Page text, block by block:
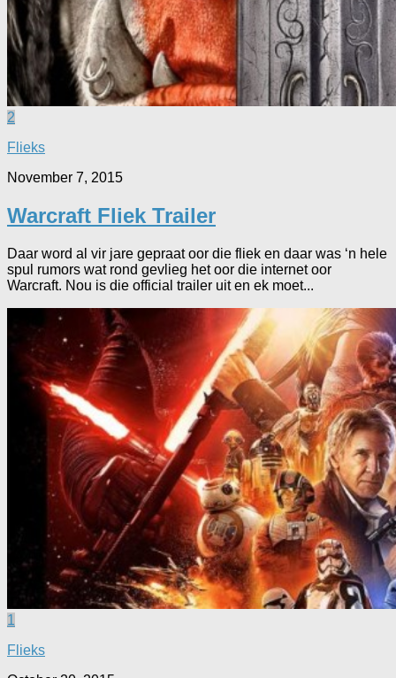
2
Flieks
November 7, 2015
Warcraft Fliek Trailer
Daar word al vir jare gepraat oor die fliek en daar was ‘n hele
spul rumors wat rond gevlieg het oor die internet oor
Warcraft. Nou is die official trailer uit en ek moet...
1
Flieks